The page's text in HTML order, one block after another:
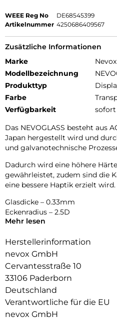
WEEE Reg No
DE68545399
Artikelnummer 4250686409567
Zusätzliche Informationen
Marke
Nevox
Modellbezeichnung
Produkttyp
Farbe
Verfügbarkeit
Das NEVOGLASS besteht aus
Japan hergestellt wird und
und galvanotechnische
Dadurch wird eine höhere
gewährleistet, zudem sind die
eine bessere Haptik erzielt wird.
Glasdicke – 0.33mm
Eckenradius – 2.5D
Material Art Crystal Klar
Mehr lesen
Herstellerinformation
nevox GmbH
Cervantesstraße 10
33106 Paderborn
Deutschland
Verantwortliche für die EU
nevox GmbH